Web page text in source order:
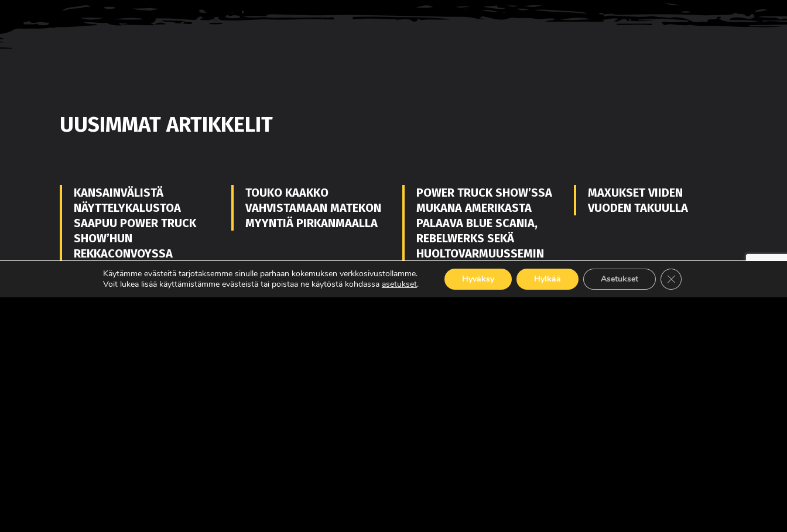
UUSIMMAT ARTIKKELIT
KANSAINVÄLISTÄ
NÄYTTELYKALUSTOA
SAAPUU POWER TRUCK
SHOW’HUN
REKKACONVOYSSA
POWER TRUCK SHOW
7.-8.8.2
TOUKO KAAKKO
VAHVISTAMAAN MATEKON
MYYNTIÄ PIRKANMAALLA
POWER TRUCK SHOW’SSA
MUKANA AMERIKASTA
PALAAVA BLUE SCANIA,
REBELWERKS SEKÄ
HUOLTOVARMUUSSEMIN
MAXUKSET VIIDEN
VUODEN TAKUULLA
Käytämme evästeitä tarjotaksemme sinulle parhaan kokemuksen verkkosivustollamme.
Voit lukea lisää käyttämistämme evästeistä tai poistaa ne käytöstä kohdassa asetukset. Hyväksy Hylkää Asetukset Sulje evästebanneri